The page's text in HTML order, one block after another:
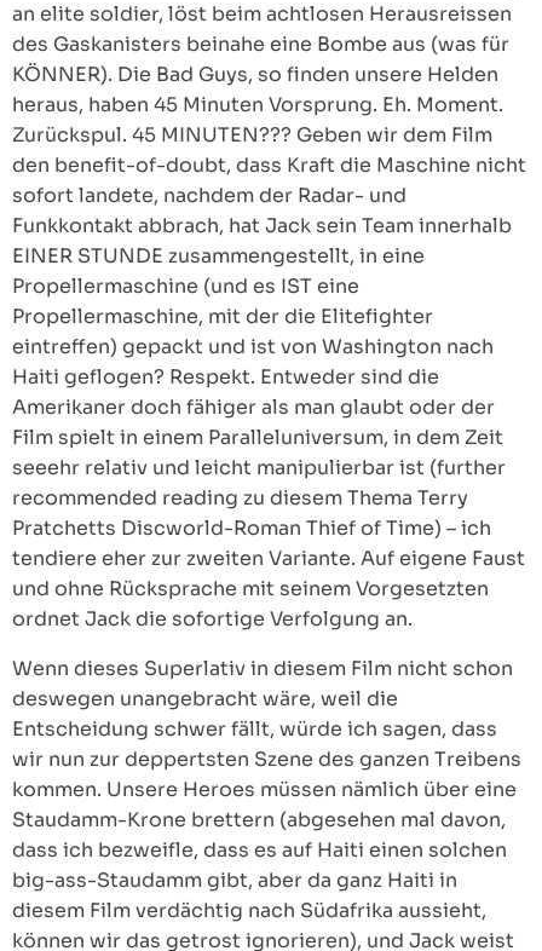
an elite soldier, löst beim achtlosen Herausreissen
des Gaskanisters beinahe eine Bombe aus (was für
KÖNNER). Die Bad Guys, so finden unsere Helden
heraus, haben 45 Minuten Vorsprung. Eh. Moment.
Zurückspul. 45 MINUTEN??? Geben wir dem Film
den benefit-of-doubt, dass Kraft die Maschine nicht
sofort landete, nachdem der Radar- und
Funkkontakt abbrach, hat Jack sein Team innerhalb
EINER STUNDE zusammengestellt, in eine
Propellermaschine (und es IST eine
Propellermaschine, mit der die Elitefighter
eintreffen) gepackt und ist von Washington nach
Haiti geflogen? Respekt. Entweder sind die
Amerikaner doch fähiger als man glaubt oder der
Film spielt in einem Paralleluniversum, in dem Zeit
seeehr relativ und leicht manipulierbar ist (further
recommended reading zu diesem Thema Terry
Pratchetts Discworld-Roman Thief of Time) – ich
tendiere eher zur zweiten Variante. Auf eigene Faust
und ohne Rücksprache mit seinem Vorgesetzten
ordnet Jack die sofortige Verfolgung an.
Wenn dieses Superlativ in diesem Film nicht schon
deswegen unangebracht wäre, weil die
Entscheidung schwer fällt, würde ich sagen, dass
wir nun zur deppertsten Szene des ganzen Treibens
kommen. Unsere Heroes müssen nämlich über eine
Staudamm-Krone brettern (abgesehen mal davon,
dass ich bezweifle, dass es auf Haiti einen solchen
big-ass-Staudamm gibt, aber da ganz Haiti in
diesem Film verdächtig nach Südafrika aussieht,
können wir das getrost ignorieren), und Jack weist